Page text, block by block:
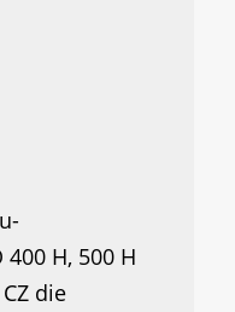
400 H, 500 H
die